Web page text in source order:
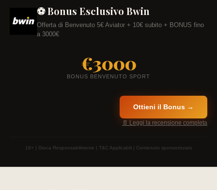
⚽ Bonus Esclusivo Bwin
Offerta di Benvenuto 5€ Aviator + 10€ subito + BONUS fino
a 3000€
€3000
BONUS BENVENUTO SPORT
Ottieni il Bonus →
📄 Leggi la recensione completa
18+ | Gioca Responsabilmente | T&C Applicabili | Contenuto sponsorizzato